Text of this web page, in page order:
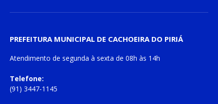
PREFEITURA MUNICIPAL DE CACHOEIRA DO PIRIÁ
Atendimento de segunda à sexta de 08h às 14h
Telefone:
(91) 3447-1145